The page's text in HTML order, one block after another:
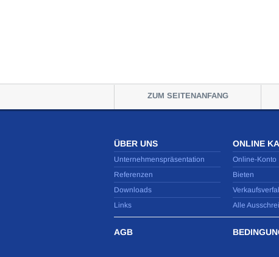
ZUM SEITENANFANG
ÜBER UNS
Unternehmenspräsentation
Referenzen
Downloads
Links
ONLINE
Online-Konto
Bieten
Alle
AGB